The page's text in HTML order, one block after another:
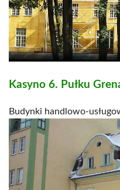
Kasyno 6. Pułku
Budynki handlowo-